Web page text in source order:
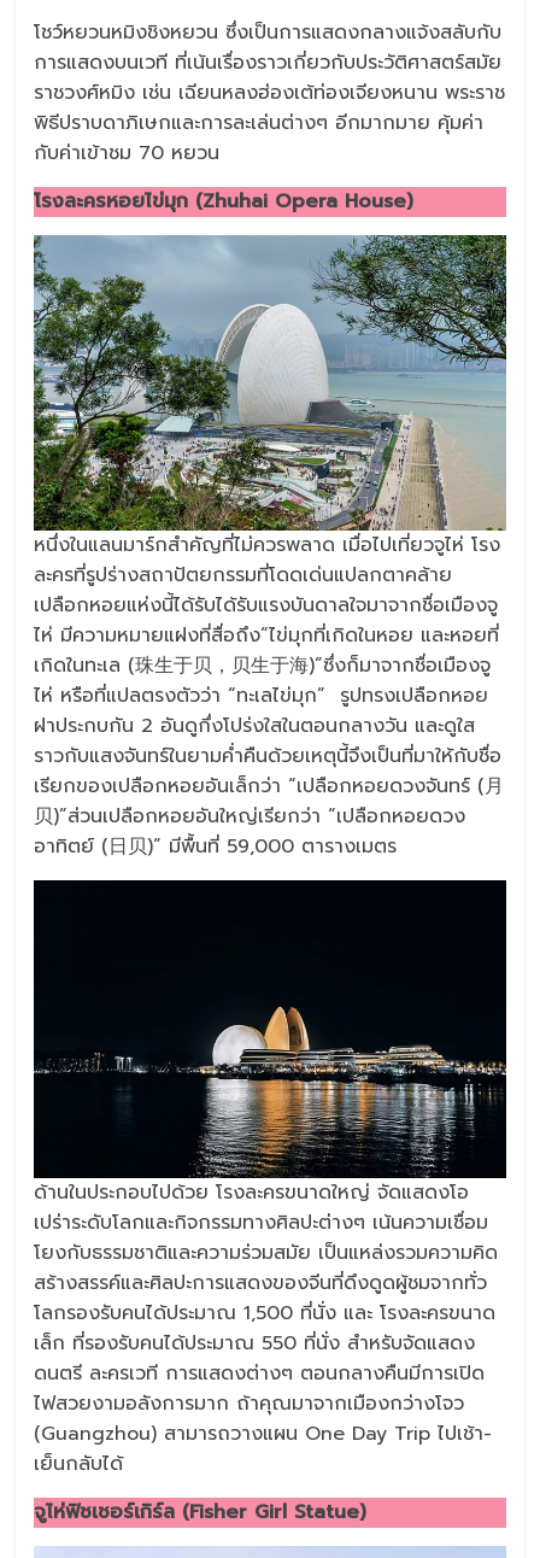
โชว์หยวนหมิงชิงหยวน ซึ่งเป็นการแสดงกลางแจ้งสลับกับ
การแสดงบนเวที ที่เน้นเรื่องราวเกี่ยวกับประวัติศาสตร์สมัย
ราชวงศ์หมิง เช่น เฉียนหลงฮ่องเต้ท่องเจียงหนาน พระราช
พิธีปราบดาภิเษกและการละเล่นต่างๆ อีกมากมาย คุ้มค่า
กับค่าเข้าชม 70 หยวน
โรงละครหอยไข่มุก (Zhuhai Opera House)
หนึ่งในแลนมาร์กสำคัญที่ไม่ควรพลาด เมื่อไปเที่ยวจูไห่ โรง
ละครที่รูปร่างสถาปัตยกรรมที่โดดเด่นแปลกตาคล้าย
เปลือกหอยแห่งนี้ได้รับได้รับแรงบันดาลใจมาจากชื่อเมืองจู
ไห่ มีความหมายแฝงที่สื่อถึง“ไข่มุกที่เกิดในหอย และหอยที่
เกิดในทะเล (珠生于贝，贝生于海)”ซึ่งก็มาจากชื่อเมืองจู
ไห่ หรือที่แปลตรงตัวว่า “ทะเลไข่มุก” รูปทรงเปลือกหอย
ฝาประกบกัน 2 อันดูกึ่งโปร่งใสในตอนกลางวัน และดูใส
ราวกับแสงจันทร์ในยามค่ำคืนด้วยเหตุนี้จึงเป็นที่มาให้กับชื่อ
เรียกของเปลือกหอยอันเล็กว่า “เปลือกหอยดวงจันทร์ (月
贝)”ส่วนเปลือกหอยอันใหญ่เรียกว่า “เปลือกหอยดวง
อาทิตย์ (日贝)” มีพื้นที่ 59,000 ตารางเมตร
ด้านในประกอบไปด้วย โรงละครขนาดใหญ่ จัดแสดงโอ
เปร่าระดับโลกและกิจกรรมทางศิลปะต่างๆ เน้นความเชื่อม
โยงกับธรรมชาติและความร่วมสมัย เป็นแหล่งรวมความคิด
สร้างสรรค์และศิลปะการแสดงของจีนที่ดึงดูดผู้ชมจากทั่ว
โลกรองรับคนได้ประมาณ 1,500 ที่นั่ง และ โรงละครขนาด
เล็ก ที่รองรับคนได้ประมาณ 550 ที่นั่ง สำหรับจัดแสดง
ดนตรี ละครเวที การแสดงต่างๆ ตอนกลางคืนมีการเปิด
ไฟสวยงามอลังการมาก ถ้าคุณมาจากเมืองกว่างโจว
(Guangzhou) สามารถวางแผน One Day Trip ไปเช้า-
เย็นกลับได้
จูไห่ฟิชเชอร์เกิร์ล (Fisher Girl Statue)